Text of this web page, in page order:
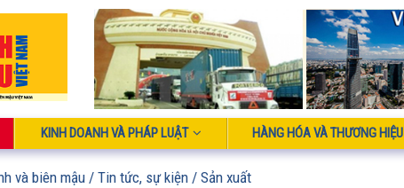
KINH DOANH VÀ PHÁP LUẬT HÀNG HÓA VÀ THƯƠNG HIỆU
và biên mậu / Tin tức, sự kiện / Sản xuất